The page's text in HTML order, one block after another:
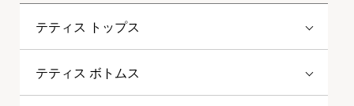
テティス トップス
テティス ボトムス